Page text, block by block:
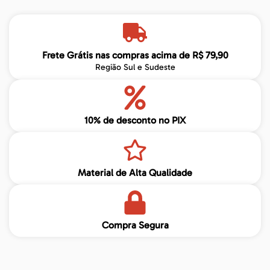
Frete Grátis nas compras acima de R$ 79,90
Região Sul e Sudeste
10% de desconto no PIX
Material de Alta Qualidade
Compra Segura